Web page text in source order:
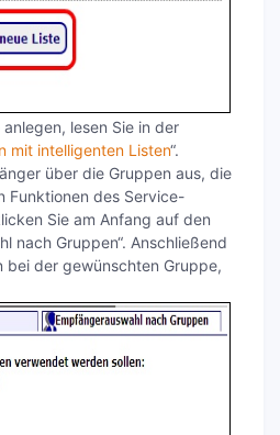
lesen Sie in der
mit intelligenten Listen“.
über die Gruppen aus, die
Funktionen des Service-
Sie am Anfang auf den
nach Gruppen“. Anschließend
bei der gewünschten Gruppe,